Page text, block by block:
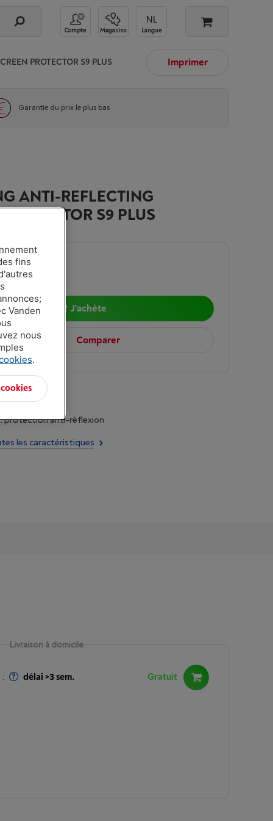
Compte Magasins Langue
PROTECTOR S9 PLUS Imprimer
Garantie du prix le plus bas
ANTI-REFLECTING
S9 PLUS
-Voir le stock
J'achète
Comparer
protection anti-réflexion
les caractéristiques
Livraison à domicile
: délai >3 sem. Gratuit
fins
Vanden
nous
.